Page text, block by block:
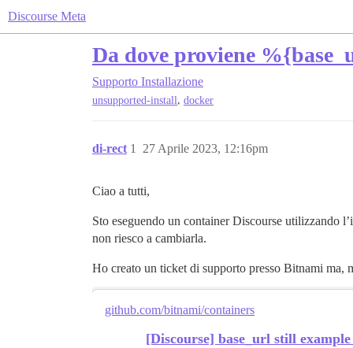
Discourse Meta
Da dove proviene
Supporto Installazione
unsupported-install, docker
di-rect 27 Aprile 2023, 12:16pm
1
Ciao a tutti,
Sto eseguendo un container Discourse utilizzando
non riesco a cambiarla.
Ho creato un ticket di supporto presso Bitnami ma,
github.com/bitnami/containers
[Discourse] base_url still